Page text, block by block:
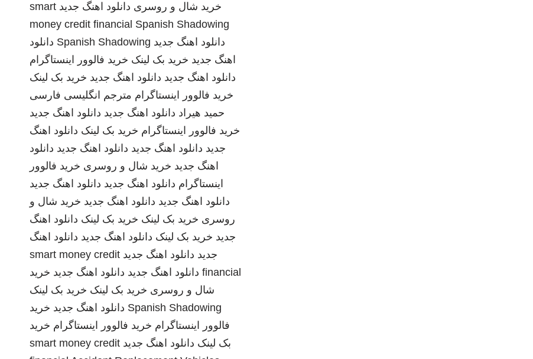
خرید شال و روسری دانلود اهنگ جدید smart
money credit financial Spanish Shadowing
دانلود اهنگ جدید Spanish Shadowing دانلود
اهنگ جدید خرید بک لینک خرید فالوور اینستاگرام
دانلود اهنگ جدید دانلود اهنگ جدید خرید بک لینک
خرید فالوور اینستاگرام مترجم انگلیسی فارسی
حمید هیراد دانلود اهنگ جدید دانلود اهنگ جدید
خرید فالوور اینستاگرام خرید بک لینک دانلود اهنگ
جدید دانلود اهنگ جدید دانلود اهنگ جدید دانلود
اهنگ جدید خرید شال و روسری خرید فالوور
اینستاگرام دانلود اهنگ جدید دانلود اهنگ جدید
دانلود اهنگ جدید دانلود اهنگ جدید خرید شال و
روسری خرید بک لینک خرید بک لینک دانلود اهنگ
جدید خرید بک لینک دانلود اهنگ جدید دانلود اهنگ
جدید دانلود اهنگ جدید smart money credit
financial دانلود اهنگ جدید دانلود اهنگ جدید خرید
شال و روسری خرید بک لینک خرید بک لینک
Spanish Shadowing دانلود اهنگ جدید خرید
فالوور اینستاگرام خرید فالوور اینستاگرام خرید
بک لینک دانلود اهنگ جدید smart money credit